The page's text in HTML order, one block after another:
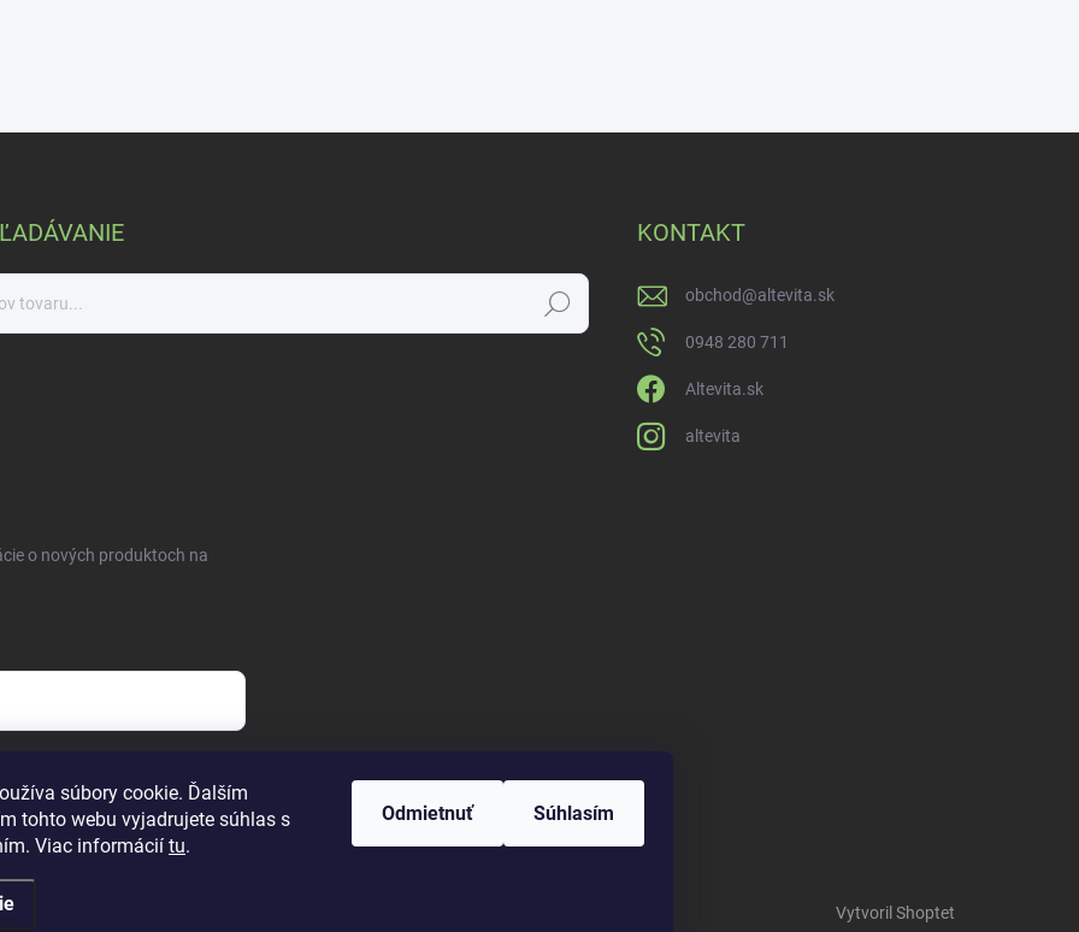
súbory cookie. Ďalším
tohto webu vyjadrujete súhlas s
Viac informácií tu.
Odmietnuť Súhlasím
Hľadať
KONTAKT
obchod@altevita.sk
0948 280 711
Altevita.sk
altevita
o nových produktoch na
Vytvoril Shoptet